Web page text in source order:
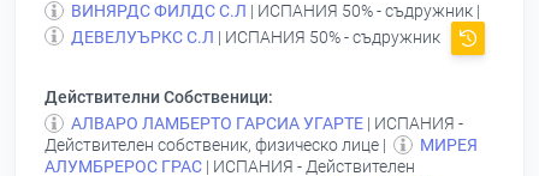
ВИНЯРДС ФИЛДС С.Л | ИСПАНИЯ 50% - съдружник |
ДЕВЕЛУЪРКС С.Л | ИСПАНИЯ 50% - съдружник
Действителни Собственици:
АЛВАРО ЛАМБЕРТО ГАРСИА УГАРТЕ | ИСПАНИЯ -
Действителен собственик, физическо лице |
МИРЕЯ
АЛУМБРЕРОС ГРАС | ИСПАНИЯ - Действителен